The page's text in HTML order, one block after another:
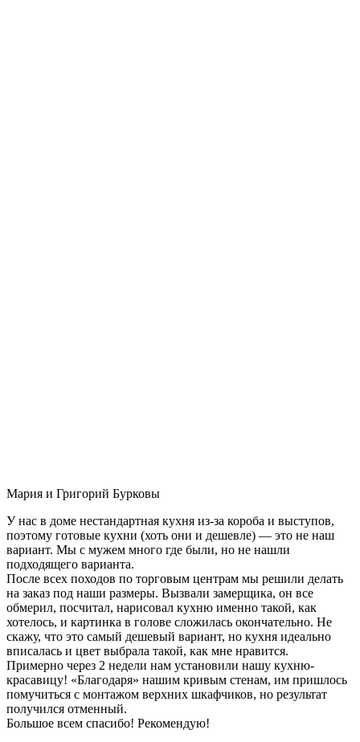
Мария и Григорий Бурковы
У нас в доме нестандартная кухня из-за короба и выступов,
поэтому готовые кухни (хоть они и дешевле) — это не наш
вариант. Мы с мужем много где были, но не нашли
подходящего варианта.
После всех походов по торговым центрам мы решили делать
на заказ под наши размеры. Вызвали замерщика, он все
обмерил, посчитал, нарисовал кухню именно такой, как
хотелось, и картинка в голове сложилась окончательно. Не
скажу, что это самый дешевый вариант, но кухня идеально
вписалась и цвет выбрала такой, как мне нравится.
Примерно через 2 недели нам установили нашу кухню-
красавицу! «Благодаря» нашим кривым стенам, им пришлось
помучиться с монтажом верхних шкафчиков, но результат
получился отменный.
Большое всем спасибо! Рекомендую!